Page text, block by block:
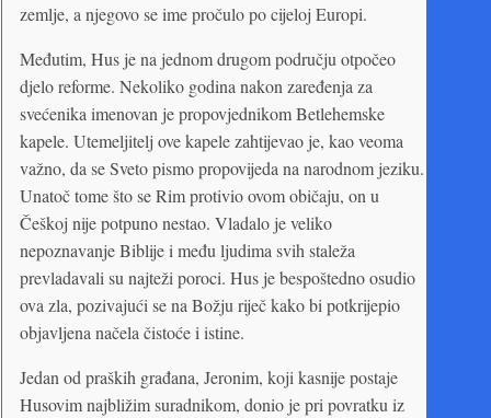
zemlje, a njegovo se ime pročulo po cijeloj Europi.
Međutim, Hus je na jednom drugom području otpočeo
djelo reforme. Nekoliko godina nakon zaređenja za
svećenika imenovan je propovjednikom Betlehemske
kapele. Utemeljitelj ove kapele zahtijevao je, kao veoma
važno, da se Sveto pismo propovijeda na narodnom jeziku.
Unatoč tome što se Rim protivio ovom običaju, on u
Češkoj nije potpuno nestao. Vladalo je veliko
nepoznavanje Biblije i među ljudima svih staleža
prevladavali su najteži poroci. Hus je bespoštedno osudio
ova zla, pozivajući se na Božju riječ kako bi potkrijepio
objavljena načela čistoće i istine.
Jedan od praških građana, Jeronim, koji kasnije postaje
Husovim najbližim suradnikom, donio je pri povratku iz